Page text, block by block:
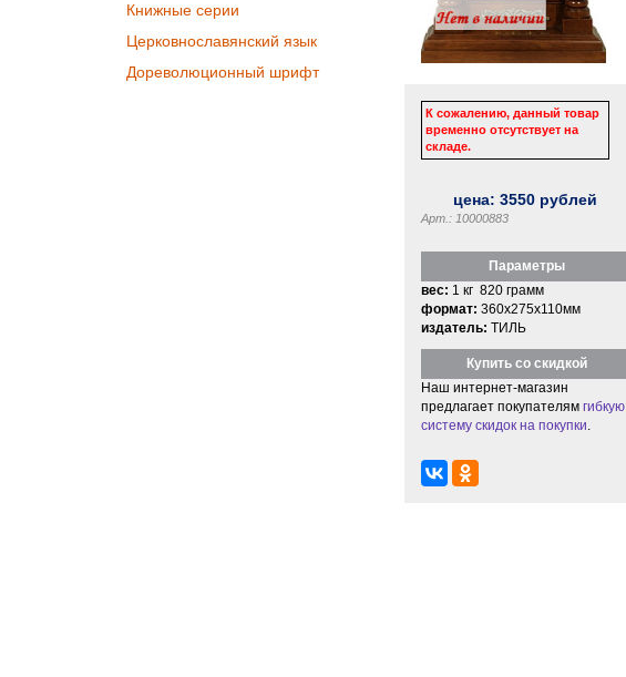
Книжные серии
Церковнославянский язык
Дореволюционный шрифт
К сожалению, данный товар
временно отсутствует на
складе.
цена:3550 рублей
Арт.: 10000883
Параметры
вес: 1 кг 820 грамм
формат: 360x275x110мм
издатель: ТИЛЬ
Купить со скидкой
Наш интернет-магазин
предлагает покупателям гибкую
систему скидок на покупки